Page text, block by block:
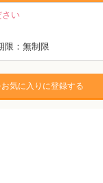
さい
限：無制限
気に入りに登録する